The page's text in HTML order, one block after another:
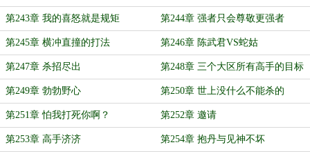
第243章 我的喜怒就是规矩 第244章 强者只会尊敬更强者
第245章 横冲直撞的打法 第246章 陈武君VS蛇姑
第247章 杀招尽出 第248章 三个大区所有高手的目标
第249章 勃勃野心 第250章 世上没什么不能杀的
第251章 怕我打死你啊？ 第252章 邀请
第253章 高手济济 第254章 抱丹与见神不坏